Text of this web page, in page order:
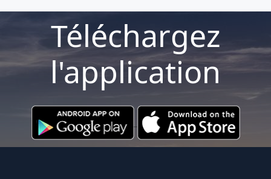
Téléchargez
l'application